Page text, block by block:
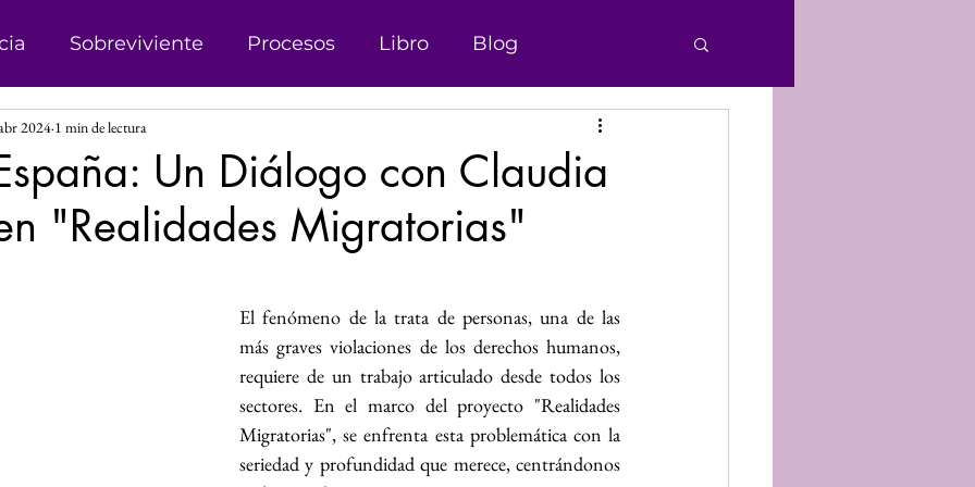
Sobreviviente Procesos Libro Blog
Campañas
Matrimonio Infantil Genero Derechos Humanos
Explotación sexual Líder Reconocimiento
Justicia Social Revista Donaciones
Perspectiva de Género
Un Diálogo con Claudia
"Realidades Migratorias"
2024 1 min de lectura
El fenómeno de la trata de personas, una de las
más graves violaciones de los derechos humanos,
requiere de un trabajo articulado desde todos los
sectores. En el marco del proyecto "Realidades
Migratorias", se enfrenta esta problemática con la
seriedad y profundidad que merece, centrándonos